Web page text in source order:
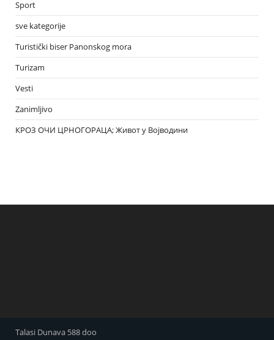
Sport
sve kategorije
Turistički biser Panonskog mora
Turizam
Vesti
Zanimljivo
КРОЗ ОЧИ ЦРНОГОРАЦА; Живот у Војводини
Talasi Dunava 588 doo